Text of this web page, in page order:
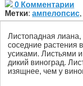
0 Комментарии
Метки: ампелопсис,
Листопадная
соседние растения
усиками. Листьями
дикий виноград.
изящнее, чем у